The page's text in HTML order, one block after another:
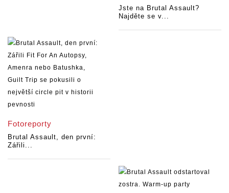
Jste na Brutal Assault?
Najděte se v...
Fotoreporty
Brutal Assault, den první:
Zářili...